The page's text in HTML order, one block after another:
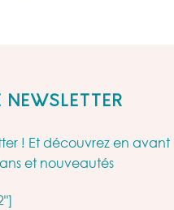
NEWSLETTER
! Et découvrez en avant
et nouveautés